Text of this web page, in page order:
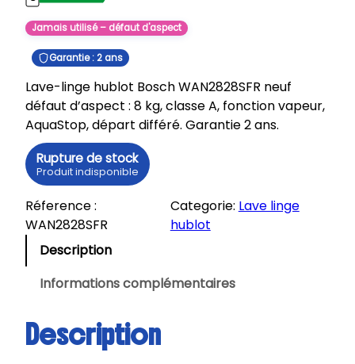
Jamais utilisé – défaut d'aspect
Garantie : 2 ans
Lave-linge hublot Bosch WAN2828SFR neuf
défaut d’aspect : 8 kg, classe A, fonction vapeur,
AquaStop, départ différé. Garantie 2 ans.
Rupture de stock
Produit indisponible
Réference :
WAN2828SFR
Categorie: Lave linge
hublot
Description
Informations complémentaires
Description